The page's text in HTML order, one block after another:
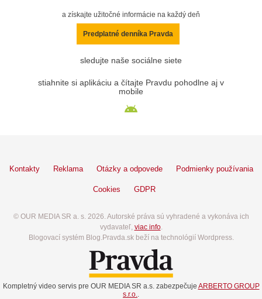
a získajte užitočné informácie na každý deň
Predplatné denníka Pravda
sledujte naše sociálne siete
stiahnite si aplikáciu a čítajte Pravdu pohodlne aj v
mobile
Kontakty Reklama Otázky a odpovede Podmienky používania
Cookies GDPR
© OUR MEDIA SR a. s. 2026. Autorské práva sú vyhradené a vykonáva ich
vydavateľ, viac info.
Blogovací systém Blog.Pravda.sk beží na technológií Wordpress.
Kompletný video servis pre OUR MEDIA SR a.s. zabezpečuje ARBERTO GROUP
s.r.o.